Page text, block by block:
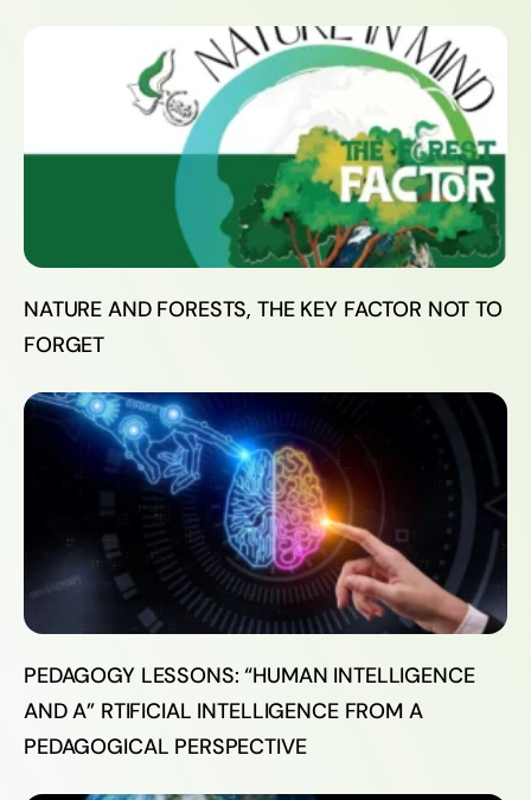
NATURE AND FORESTS, THE KEY FACTOR NOT TO
FORGET
PEDAGOGY LESSONS: “HUMAN INTELLIGENCE
AND A” RTIFICIAL INTELLIGENCE FROM A
PEDAGOGICAL PERSPECTIVE